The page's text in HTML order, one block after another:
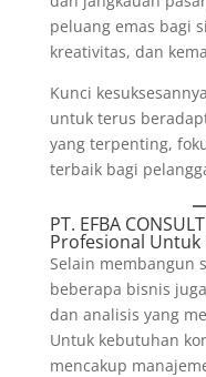
peluang emas bagi
kreativitas, dan
Kunci
untuk terus
yang terpenting,
terbaik bagi
PT. EFBA
Profesional Untuk
Selain membangun
beberapa bisnis
dan analisis yang
Untuk kebutuhan
mencakup